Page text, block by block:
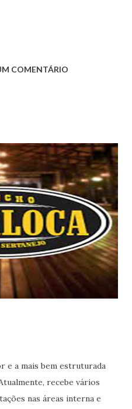
COMENTÁRIO
e a mais bem estruturada
recebe vários
nas áreas interna e